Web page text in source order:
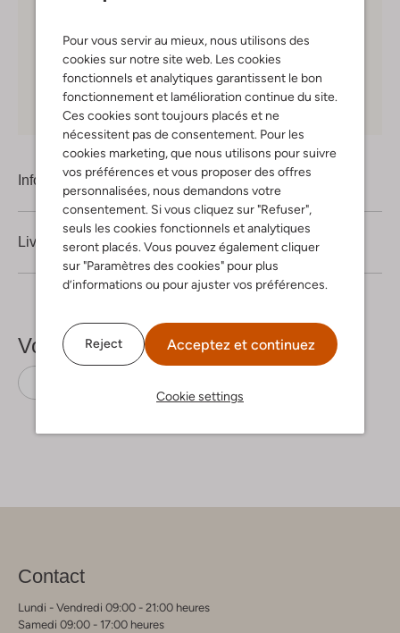
Pour vous servir au mieux, nous utilisons des
cookies sur notre site web. Les cookies
fonctionnels et analytiques garantissent le bon
fonctionnement et lamélioration continue du site.
Ces cookies sont toujours placés et ne
nécessitent pas de consentement. Pour les
cookies marketing, que nous utilisons pour suivre
vos préférences et vous proposer des offres
personnalisées, nous demandons votre
consentement. Si vous cliquez sur "Refuser",
seuls les cookies fonctionnels et analytiques
seront placés. Vous pouvez également cliquer
sur "Paramètres des cookies" pour plus
d’informations ou pour ajuster vos préférences.
Reject Acceptez et continuez
Cookie settings
30 joursde retours
Shopping en ligne en toute sécurité
Information produit
Livraison & retours
Voir plus
Contact
Lundi - Vendredi 09:00 - 21:00 heures
Samedi 09:00 - 17:00 heures